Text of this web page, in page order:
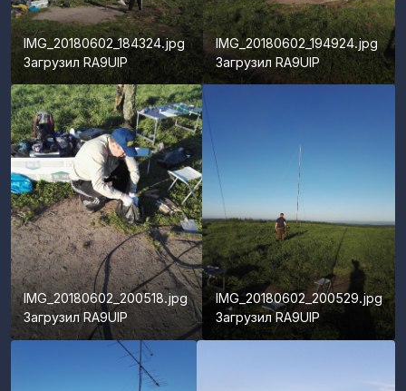
IMG_20180602_184324.jpg
ЗагрузилRA9UIP
IMG_20180602_194924.jpg
ЗагрузилRA9UIP
IMG_20180602_200518.jpg
ЗагрузилRA9UIP
IMG_20180602_200529.jpg
ЗагрузилRA9UIP